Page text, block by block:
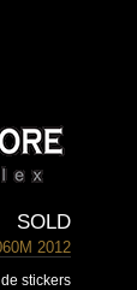
SOLD
2012
stickers